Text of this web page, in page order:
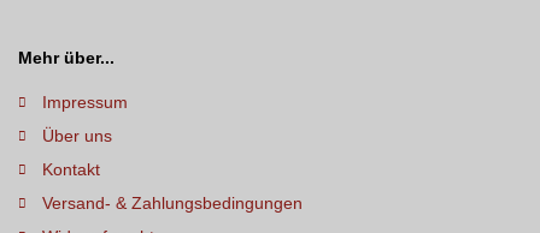
Mehr über...
Impressum
Über uns
Kontakt
Versand- & Zahlungsbedingungen